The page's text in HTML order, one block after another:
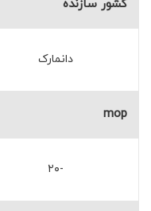
کشور سازنده
دانمارک
mop
-۲۰